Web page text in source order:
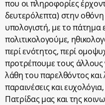
που οι πληροφορίες
δευτερόλεπτα) στην
υπολογιστή, με το πάτημα
πολιτικολογούμε,
περί ενότητος, περί
προτρέπουμε τους άλλους
λάθη του παρελθόντος και
παραινέσεις και
Πατρίδας μας και της